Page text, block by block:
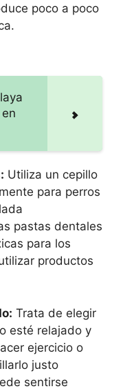
poco a poco
Utiliza un cepillo
para perros
pastas dentales
para los
productos
Trata de elegir
esté relajado y
ejercicio o
justo
sentirse